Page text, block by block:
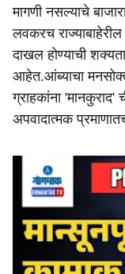
मागणी नसल्याचे
लवकरच राज्याबाहेरील
दाखल होण्याची
आहेत.आंब्याचा
ग्राहकांना 'मानकुराद'
अपवादात्मक